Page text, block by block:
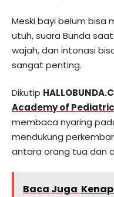
Meski bayi belum bisa
utuh, suara Bunda
wajah, dan intonasi
sangat penting.
Dikutip
Academy of
membaca nyaring
mendukung
antara orang tua dan
Baca Juga